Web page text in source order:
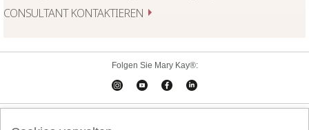
CONSULTANT KONTAKTIEREN
Folgen Sie Mary Kay®: